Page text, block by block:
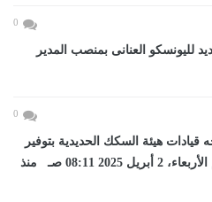
0
لليونسكو العنانى بمنصب المدير
0
قيادات هيئة السكك الحديدية بتوفير
أماكن في رحلات...اليوم الأربعاء، 2 أبريل 2025 08:11 صـ منذ